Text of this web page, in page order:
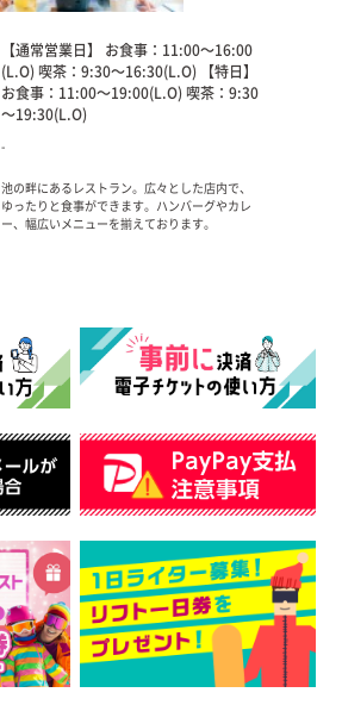
【通常営業日】 お食事：11:00～16:00
(L.O) 喫茶：9:30～16:30(L.O) 【特日】
お食事：11:00～19:00(L.O) 喫茶：9:30
～19:30(L.O)
-
池の畔にあるレストラン。広々とした店内で、
ゆったりと食事ができます。ハンバーグやカレ
ー、幅広いメニューを揃えております。